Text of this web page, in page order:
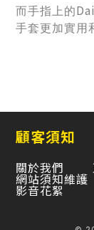
而手指上的
手套更加實用
顧客須知
關於我們
網站須知維護
影音花絮